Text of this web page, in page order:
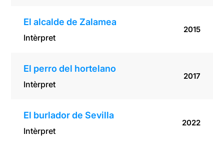
El alcalde de Zalamea
Intèrpret
2015
El perro del hortelano
Intèrpret
2017
El burlador de Sevilla
Intèrpret
2022